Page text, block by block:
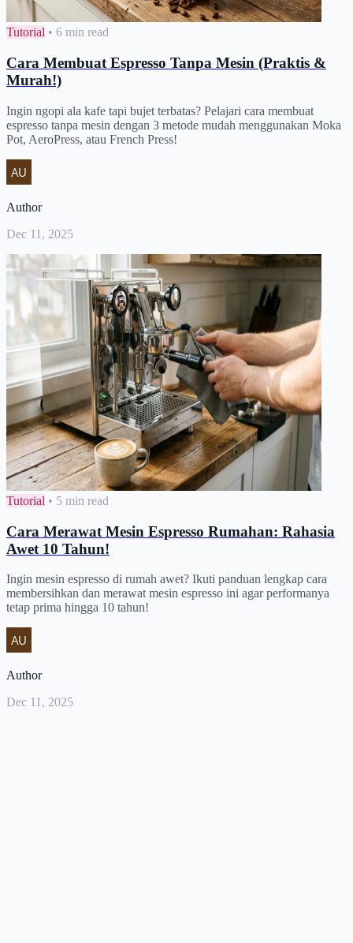
Tutorial • 6 min read
Cara Membuat Espresso Tanpa Mesin (Praktis &
Murah!)
Ingin ngopi ala kafe tapi bujet terbatas? Pelajari cara membuat
espresso tanpa mesin dengan 3 metode mudah menggunakan Moka
Pot, AeroPress, atau French Press!
Author
Dec 11, 2025
Tutorial • 5 min read
Cara Merawat Mesin Espresso Rumahan: Rahasia
Awet 10 Tahun!
Ingin mesin espresso di rumah awet? Ikuti panduan lengkap cara
membersihkan dan merawat mesin espresso ini agar performanya
tetap prima hingga 10 tahun!
Author
Dec 11, 2025